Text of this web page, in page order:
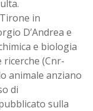
in
D’Andrea e
e biologia
ricerche (Cnr-
animale anziano
di
sulla